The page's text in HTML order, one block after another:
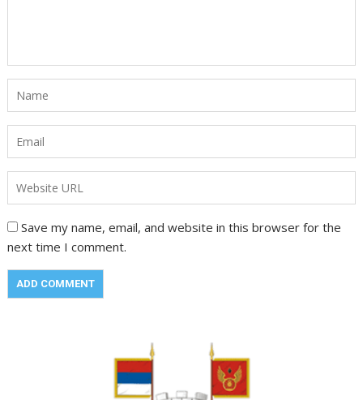
Save my name, email, and website in this browser for the
next time I comment.